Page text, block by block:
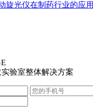
旋光仪在制药行业的应用
验室整体解决方案